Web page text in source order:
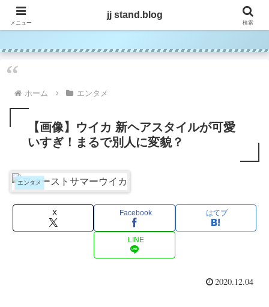
jj stand.blog
ホーム エンタメ
【画像】ウイカ 新ヘアスタイルが可愛
いすぎ！まるで別人に変貌？
エンタメ
X Facebook はてブ
LINE
2020.12.04
メニュー
jj stand.blog
検索